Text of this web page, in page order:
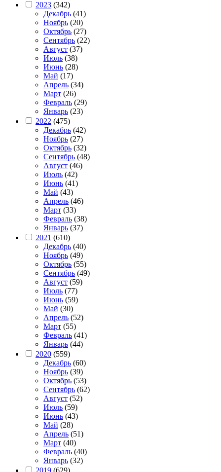
2023 (342)
Декабрь (41)
Ноябрь (20)
Октябрь (27)
Сентябрь (22)
Август (37)
Июль (38)
Июнь (28)
Май (17)
Апрель (34)
Март (26)
Февраль (29)
Январь (23)
2022 (475)
Декабрь (42)
Ноябрь (27)
Октябрь (32)
Сентябрь (48)
Август (46)
Июль (42)
Июнь (41)
Май (43)
Апрель (46)
Март (33)
Февраль (38)
Январь (37)
2021 (610)
Декабрь (40)
Ноябрь (49)
Октябрь (55)
Сентябрь (49)
Август (59)
Июль (77)
Июнь (59)
Май (30)
Апрель (52)
Март (55)
Февраль (41)
Январь (44)
2020 (559)
Декабрь (60)
Ноябрь (39)
Октябрь (53)
Сентябрь (62)
Август (52)
Июль (59)
Июнь (43)
Май (28)
Апрель (51)
Март (40)
Февраль (40)
Январь (32)